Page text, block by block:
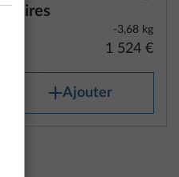
noires
-3,68 kg
1 524 €
Ajouter